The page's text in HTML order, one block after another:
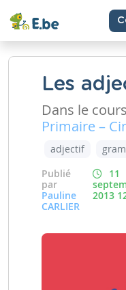
Les
Dans le
Primaire –
adjectif
Publié
par
Pauline
CARLIER
11
2013